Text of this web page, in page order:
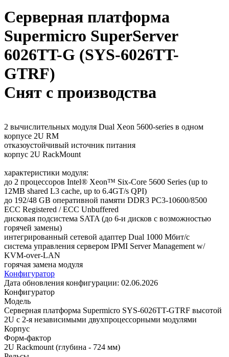
Серверная платформа
Supermicro SuperServer
6026TT-G (SYS-6026TT-
GTRF)
Снят с производства
2 вычислительных модуля Dual Xeon 5600-series в одном
корпусе 2U RM
отказоустойчивый источник питания
корпус 2U RackMount
характеристики модуля:
до 2 процессоров Intel® Xeon™ Six-Core 5600 Series (up to
12MB shared L3 cache, up to 6.4GT/s QPI)
до 192/48 GB оперативной памяти DDR3 PC3-10600/8500
ECC Registered / ECC Unbuffered
дисковая подсистема SATA (до 6-и дисков с возможностью
горячей замены)
интегрированный сетевой адаптер Dual 1000 Мбит/с
система управления сервером IPMI Server Management w/
KVM-over-LAN
горячая замена модуля
Конфигуратор
Дата обновления конфигурации: 02.06.2026
Конфигуратор
Модель
Cерверная платформа Supermicro SYS-6026TT-GTRF высотой
2U с 2-я независимыми двухпроцессорными модулями
Корпус
Форм-фактор
2U Rackmount (глубина - 724 мм)